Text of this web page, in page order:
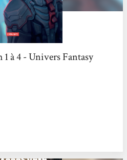
à 4 - Univers Fantasy